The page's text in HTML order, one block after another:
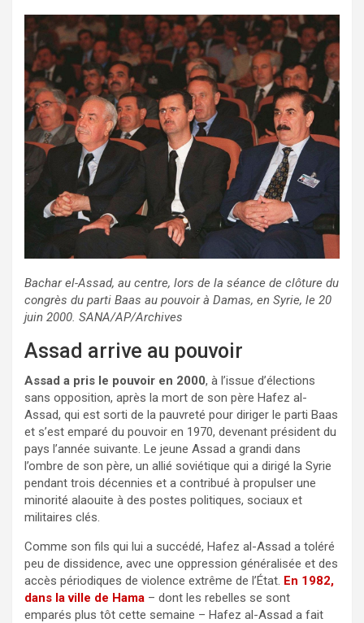
Bachar el-Assad, au centre, lors de la séance de clôture du
congrès du parti Baas au pouvoir à Damas, en Syrie, le 20
juin 2000. SANA/AP/Archives
Assad arrive au pouvoir
Assad a pris le pouvoir en 2000, à l’issue d’élections
sans opposition, après la mort de son père Hafez al-
Assad, qui est sorti de la pauvreté pour diriger le parti Baas
et s’est emparé du pouvoir en 1970, devenant président du
pays l’année suivante. Le jeune Assad a grandi dans
l’ombre de son père, un allié soviétique qui a dirigé la Syrie
pendant trois décennies et a contribué à propulser une
minorité alaouite à des postes politiques, sociaux et
militaires clés.
Comme son fils qui lui a succédé, Hafez al-Assad a toléré
peu de dissidence, avec une oppression généralisée et des
accès périodiques de violence extrême de l’État. En 1982,
dans la ville de Hama – dont les rebelles se sont
emparés plus tôt cette semaine – Hafez al-Assad a fait